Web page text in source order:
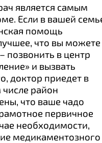
является самым
Если в вашей
помощь
что вы можете
позвонить в центр
и вызвать
доктор приедет в
район
что ваше чадо
первичное
необходимости,
медикаментозного